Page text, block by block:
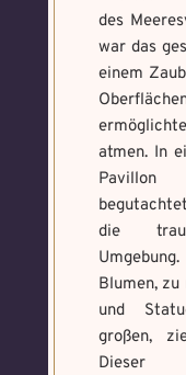
des
war das
einem
atmen. In
die
Blumen,
und
großen,